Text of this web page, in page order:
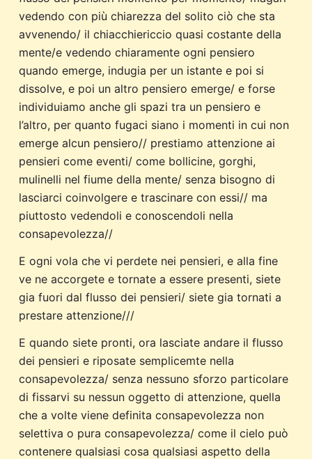
vedendo con più chiarezza del solito ciò che sta
avvenendo/ il chiacchiericcio quasi costante della
mente/e vedendo chiaramente ogni pensiero
quando emerge, indugia per un istante e poi si
dissolve, e poi un altro pensiero emerge/ e forse
individuiamo anche gli spazi tra un pensiero e
l’altro, per quanto fugaci siano i momenti in cui non
emerge alcun pensiero// prestiamo attenzione ai
pensieri come eventi/ come bollicine, gorghi,
mulinelli nel fiume della mente/ senza bisogno di
lasciarci coinvolgere e trascinare con essi// ma
piuttosto vedendoli e conoscendoli nella
consapevolezza//
E ogni vola che vi perdete nei pensieri, e alla fine
ve ne accorgete e tornate a essere presenti, siete
gia fuori dal flusso dei pensieri/ siete gia tornati a
prestare attenzione///
E quando siete pronti, ora lasciate andare il flusso
dei pensieri e riposate semplicemte nella
consapevolezza/ senza nessuno sforzo particolare
di fissarvi su nessun oggetto di attenzione, quella
che a volte viene definita consapevolezza non
selettiva o pura consapevolezza/ come il cielo può
contenere qualsiasi cosa qualsiasi aspetto della